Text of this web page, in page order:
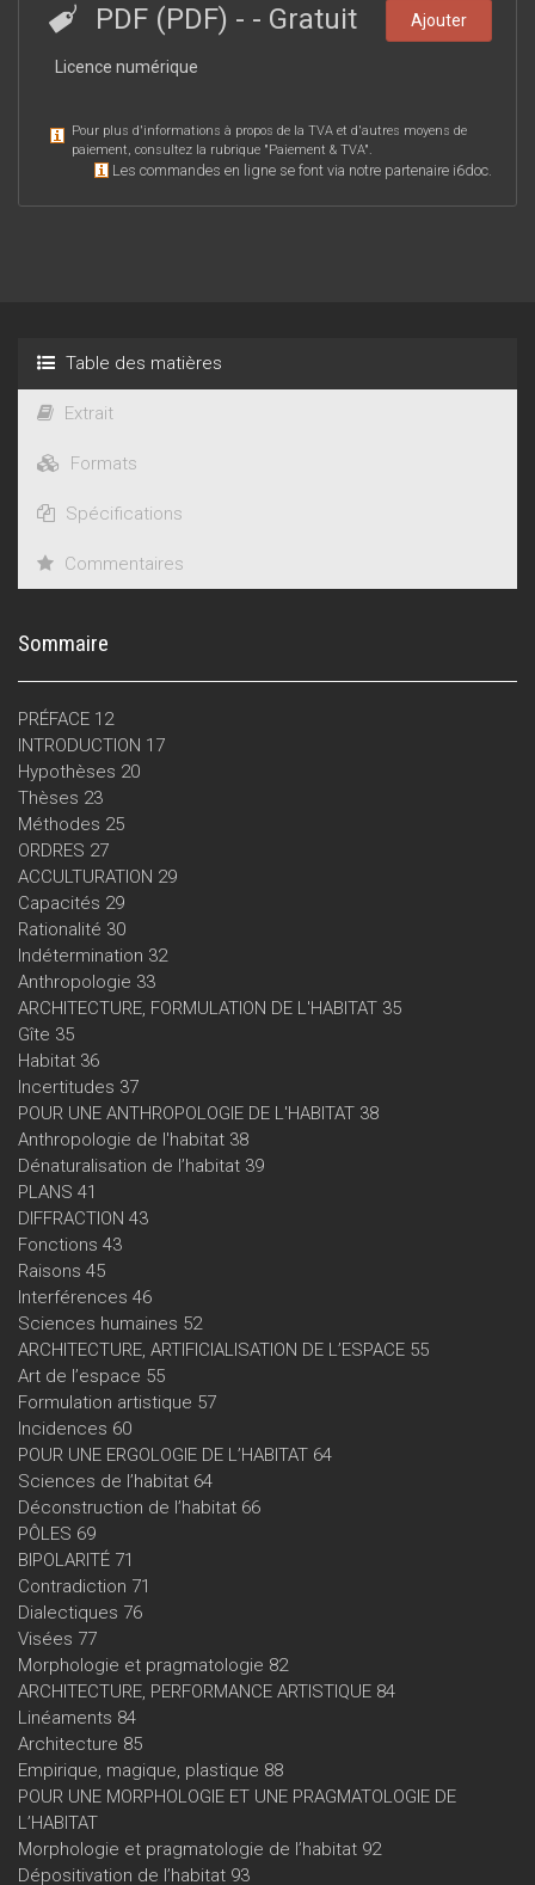
PDF (PDF) - - Gratuit Ajouter
Licence numérique
Pour plus d'informations à propos de la TVA et d'autres moyens de
paiement, consultez la rubrique "Paiement & TVA".
Les commandes en ligne se font via notre partenaire i6doc.
Table des matières
Extrait
Formats
Spécifications
Commentaires
Sommaire
PRÉFACE 12
INTRODUCTION 17
Hypothèses 20
Thèses 23
Méthodes 25
ORDRES 27
ACCULTURATION 29
Capacités 29
Rationalité 30
Indétermination 32
Anthropologie 33
ARCHITECTURE, FORMULATION DE L'HABITAT 35
Gîte 35
Habitat 36
Incertitudes 37
POUR UNE ANTHROPOLOGIE DE L'HABITAT 38
Anthropologie de l'habitat 38
Dénaturalisation de l’habitat 39
PLANS 41
DIFFRACTION 43
Fonctions 43
Raisons 45
Interférences 46
Sciences humaines 52
ARCHITECTURE, ARTIFICIALISATION DE L’ESPACE 55
Art de l’espace 55
Formulation artistique 57
Incidences 60
POUR UNE ERGOLOGIE DE L’HABITAT 64
Sciences de l’habitat 64
Déconstruction de l’habitat 66
PÔLES 69
BIPOLARITÉ 71
Contradiction 71
Dialectiques 76
Visées 77
Morphologie et pragmatologie 82
ARCHITECTURE, PERFORMANCE ARTISTIQUE 84
Linéaments 84
Architecture 85
Empirique, magique, plastique 88
POUR UNE MORPHOLOGIE ET UNE PRAGMATOLOGIE DE
L’HABITAT
Morphologie et pragmatologie de l’habitat 92
Dépositivation de l’habitat 93